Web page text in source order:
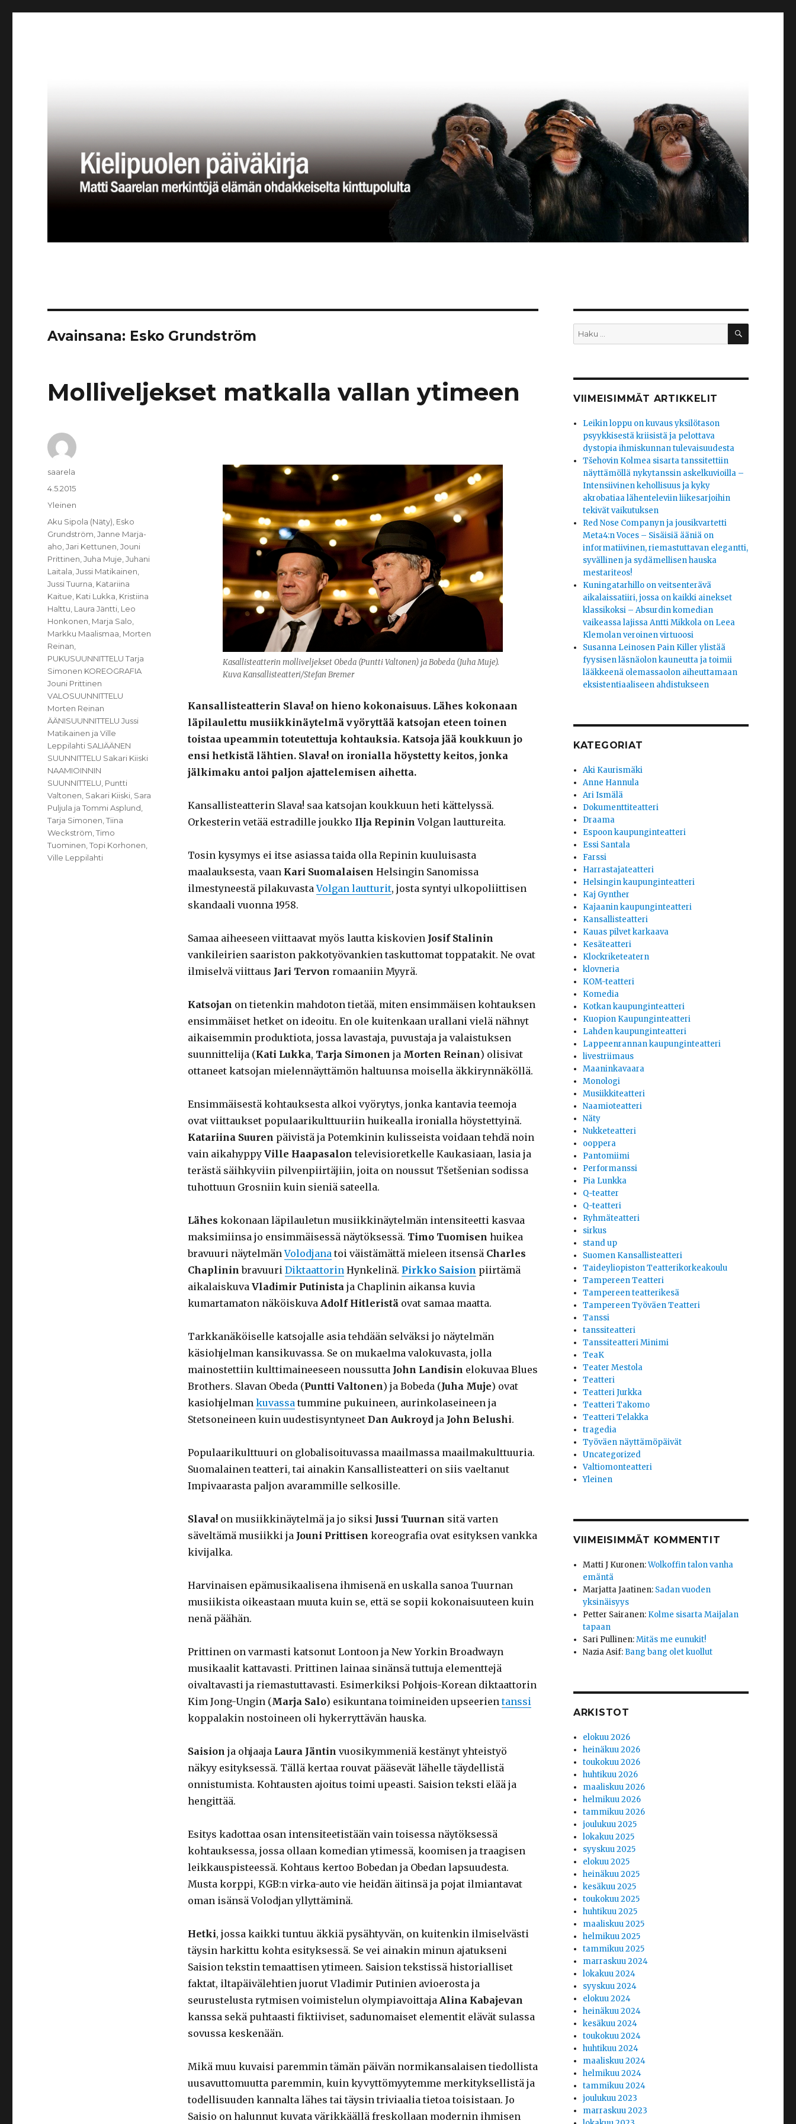
Avainsana: Esko Grundström
Molliveljekset matkalla vallan ytimeen
Kasallisteatterin molliveljekset Obeda (Puntti Valtonen) ja Bobeda (Juha Muje).
Kuva Kansallisteatteri/Stefan Bremer
Kansallisteatterin Slava! on hieno kokonaisuus. Lähes kokonaan
läpilaulettu musiikkinäytelmä vyöryttää katsojan eteen toinen
toistaa upeammin toteutettuja kohtauksia. Katsoja jää koukkuun jo
ensi hetkistä lähtien. Slava! on ironialla höystetty keitos, jonka
jälkimaku antoi paljon ajattelemisen aihetta.
Kansallisteatterin Slava! saa katsojan koukkuun heti kättelyssä.
Orkesterin vetää estradille joukko Ilja Repinin Volgan lauttureita.
Tosin kysymys ei itse asiassa taida olla Repinin kuuluisasta
maalauksesta, vaan Kari Suomalaisen Helsingin Sanomissa
ilmestyneestä pilakuvastaVolgan lautturit, josta syntyi ulkopoliittisen
skandaali vuonna 1958.
Samaa aiheeseen viittaavat myös lautta kiskovien Josif Stalinin
vankileirien saariston pakkotyövankien taskuttomat toppatakit. Ne ovat
ilmiselvä viittaus Jari Tervon romaaniin Myyrä.
Katsojan on tietenkin mahdoton tietää, miten ensimmäisen kohtauksen
ensimmäiset hetket on ideoitu. En ole kuitenkaan urallani vielä nähnyt
aikaisemmin produktiota, jossa lavastaja, puvustaja ja valaistuksen
suunnittelija (Kati Lukka, Tarja Simonen ja Morten Reinan) olisivat
ottaneet katsojan mielennäyttämön haltuunsa moisella äkkirynnäköllä.
Ensimmäisestä kohtauksesta alkoi vyörytys, jonka kantavia teemoja
ovat viittaukset populaarikulttuuriin huikealla ironialla höystettyinä.
Katariina Suuren päivistä ja Potemkinin kulisseista voidaan tehdä noin
vain aikahyppy Ville Haapasalon televisioretkelle Kaukasiaan, lasia ja
terästä säihkyviin pilvenpiirtäjiin, joita on noussut Tšetšenian sodissa
tuhottuun Grosniin kuin sieniä sateella.
Lähes kokonaan läpilauletun musiikkinäytelmän intensiteetti kasvaa
maksimiinsa jo ensimmäisessä näytöksessä. Timo Tuomisen huikea
bravuuri näytelmänVolodjana toi väistämättä mieleen itsensä Charles
Chaplinin bravuuri Diktaattorin Hynkelinä. Pirkko Saision piirtämä
aikalaiskuva Vladimir Putinista ja Chaplinin aikansa kuvia
kumartamaton näköiskuva Adolf Hitleristä ovat samaa maatta.
Tarkkanäköiselle katsojalle asia tehdään selväksi jo näytelmän
käsiohjelman kansikuvassa. Se on mukaelma valokuvasta, jolla
mainostettiin kulttimaineeseen noussutta John Landisin elokuvaa Blues
Brothers. Slavan Obeda (Puntti Valtonen) ja Bobeda (Juha Muje) ovat
kasiohjelman kuvassa tummine pukuineen, aurinkolaseineen ja
Stetsoneineen kuin uudestisyntyneet Dan Aukroyd ja John Belushi.
Populaarikulttuuri on globalisoituvassa maailmassa maailmakulttuuria.
Suomalainen teatteri, tai ainakin Kansallisteatteri on siis vaeltanut
Impivaarasta paljon avarammille selkosille.
Slava!on musiikkinäytelmä ja jo siksi Jussi Tuurnan sitä varten
säveltämä musiikki ja Jouni Prittisen koreografia ovat esityksen vankka
kivijalka.
Harvinaisen epämusikaalisena ihmisenä en uskalla sanoa Tuurnan
musiikista oikeastaan muuta kuin se, että se sopii kokonaisuuteen kuin
nenä päähän.
Prittinen on varmasti katsonut Lontoon ja New Yorkin Broadwayn
musikaalit kattavasti. Prittinen lainaa sinänsä tuttuja elementtejä
oivaltavasti ja riemastuttavasti. Esimerkiksi Pohjois-Korean diktaattorin
Kim Jong-Ungin (Marja Salo) esikuntana toimineiden upseerientanssi
koppalakin nostoineen oli hykerryttävän hauska.
Saision ja ohjaaja Laura Jäntin vuosikymmeniä kestänyt yhteistyö
näkyy esityksessä. Tällä kertaa rouvat pääsevät lähelle täydellistä
onnistumista. Kohtausten ajoitus toimi upeasti. Saision teksti elää ja
hengittää.
Esitys kadottaa osan intensiteetistään vain toisessa näytöksessä
kohtauksessa, jossa ollaan komedian ytimessä, koomisen ja traagisen
leikkauspisteessä. Kohtaus kertoo Bobedan ja Obedan lapsuudesta.
Musta korppi, KGB:n virka-auto vie heidän äitinsä ja pojat ilmiantavat
oman isänsä Volodjan yllyttäminä.
Hetki, jossa kaikki tuntuu äkkiä pysähtyvän, on kuitenkin ilmiselvästi
täysin harkittu kohta esityksessä. Se vei ainakin minun ajatukseni
Saision tekstin temaattisen ytimeen. Saision tekstissä historialliset
faktat, iltapäivälehtien juorut Vladimir Putinien avioerosta ja
seurustelusta rytmisen voimistelun olympiavoittaja Alina Kabajevan
kanssa sekä puhtaasti fiktiiviset, sadunomaiset elementit elävät sulassa
sovussa keskenään.
Mikä muu kuvaisi paremmin tämän päivän normikansalaisen tiedollista
uusavuttomuutta paremmin, kuin kyvyttömyytemme merkityksellistä ja
todellisuuden kannalta lähes tai täysin triviaalia tietoa toisistaan. Jo
Saisio on halunnut kuvata värikkäällä freskollaan modernin ihmisen
Kirjoittaja
saarela
Julkaistu
4.5.2015
Kategoriat
Yleinen
Avainsanat
Aku Sipola (Näty) Esko
Grundström ,Janne Marja-
aho ,Jari Kettunen ,Jouni
Prittinen ,Juha Muje ,Juhani
Laitala ,Jussi Matikainen
Jussi Tuurna Katariina
Kaitue Kati Lukka Kristiina
Halttu Laura Jäntti Leo
Honkonen Marja Salo
Markku Maalismaa Morten
Reinan
PUKUSUUNNITTELU Tarja
Simonen KOREOGRAFIA
Jouni Prittinen
VALOSUUNNITTELU
Morten Reinan
ÄÄNISUUNNITTELU Jussi
Matikainen ja Ville
Leppilahti SALIÄÄNEN
SUUNNITTELU Sakari Kiiski
NAAMIOINNIN
SUUNNITTELU Puntti
Valtonen Sakari Kiiski Sara
Puljula ja Tommi Asplund
Tarja Simonen ,Tiina
Weckström ,Timo
Tuominen ,Topi Korhonen
Ville Leppilahti
Etsi: HAKU
VIIMEISIMMÄT ARTIKKELIT
Leikin loppu on kuvaus yksilötason
psyykkisestä kriisistä ja pelottava
dystopia ihmiskunnan tulevaisuudesta
Tšehovin Kolmea sisarta tanssitettiin
näyttämöllä nykytanssin askelkuvioilla –
Intensiivinen kehollisuus ja kyky
akrobatiaa lähenteleviin liikesarjoihin
tekivät vaikutuksen
Red Nose Companyn ja jousikvartetti
Meta4:n Voces – Sisäisiä ääniä on
informatiivinen, riemastuttavan elegantti,
syvällinen ja sydämellisen hauska
mestariteos!
Kuningatarhillo on veitsenterävä
aikalaissatiiri, jossa on kaikki ainekset
klassikoksi – Absurdin komedian
vaikeassa lajissa Antti Mikkola on Leea
Klemolan veroinen virtuoosi
Susanna Leinosen Pain Killer ylistää
fyysisen läsnäolon kauneutta ja toimii
lääkkeenä olemassaolon aiheuttamaan
eksistentiaaliseen ahdistukseen
KATEGORIAT
Aki Kaurismäki
Anne Hannula
Ari Ismälä
Dokumenttiteatteri
Draama
Espoon kaupunginteatteri
Essi Santala
Farssi
Harrastajateatteri
Helsingin kaupunginteatteri
Kaj Gynther
Kajaanin kaupunginteatteri
Kansallisteatteri
Kauas pilvet karkaava
Kesäteatteri
Klockriketeatern
klovneria
KOM-teatteri
Komedia
Kotkan kaupunginteatteri
Kuopion Kaupunginteatteri
Lahden kaupunginteatteri
Lappeenrannan kaupunginteatteri
livestriimaus
Maaninkavaara
Monologi
Musiikkiteatteri
Naamioteatteri
Näty
Nukketeatteri
ooppera
Pantomiimi
Performanssi
Pia Lunkka
Q-teatter
Q-teatteri
Ryhmäteatteri
sirkus
stand up
Suomen Kansallisteatteri
Taideyliopiston Teatterikorkeakoulu
Tampereen Teatteri
Tampereen teatterikesä
Tampereen Työväen Teatteri
Tanssi
tanssiteatteri
Tanssiteatteri Minimi
TeaK
Teater Mestola
Teatteri
Teatteri Jurkka
Teatteri Takomo
Teatteri Telakka
tragedia
Työväen näyttämöpäivät
Uncategorized
Valtiomonteatteri
Yleinen
VIIMEISIMMÄT KOMMENTIT
Matti J Kuronen:Wolkoffin talon vanha
emäntä
Marjatta Jaatinen: Sadan vuoden
yksinäisyys
Petter Sairanen: Kolme sisarta Maijalan
tapaan
Sari Pullinen:Mitäs me eunukit!
Nazia Asif: Bang bang olet kuollut
ARKISTOT
elokuu 2026
heinäkuu 2026
toukokuu 2026
huhtikuu 2026
maaliskuu 2026
helmikuu 2026
tammikuu 2026
joulukuu 2025
lokakuu 2025
syyskuu 2025
elokuu 2025
heinäkuu 2025
kesäkuu 2025
toukokuu 2025
huhtikuu 2025
maaliskuu 2025
helmikuu 2025
tammikuu 2025
marraskuu 2024
lokakuu 2024
syyskuu 2024
elokuu 2024
heinäkuu 2024
kesäkuu 2024
toukokuu 2024
huhtikuu 2024
maaliskuu 2024
helmikuu 2024
tammikuu 2024
joulukuu 2023
marraskuu 2023